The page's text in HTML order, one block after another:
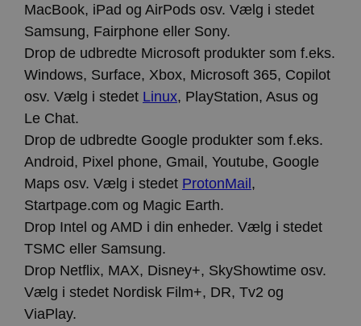
MacBook, iPad og AirPods osv. Vælg i stedet
Samsung, Fairphone eller Sony.
Drop de udbredte Microsoft produkter som f.eks.
Windows, Surface, Xbox, Microsoft 365, Copilot
osv. Vælg i stedet Linux, PlayStation, Asus og
Le Chat.
Drop de udbredte Google produkter som f.eks.
Android, Pixel phone, Gmail, Youtube, Google
Maps osv. Vælg i stedet ProtonMail,
Startpage.com og Magic Earth.
Drop Intel og AMD i din enheder. Vælg i stedet
TSMC eller Samsung.
Drop Netflix, MAX, Disney+, SkyShowtime osv.
Vælg i stedet Nordisk Film+, DR, Tv2 og
ViaPlay.